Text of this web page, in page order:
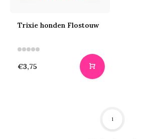
Trixie honden Flostouw
€3,75
1